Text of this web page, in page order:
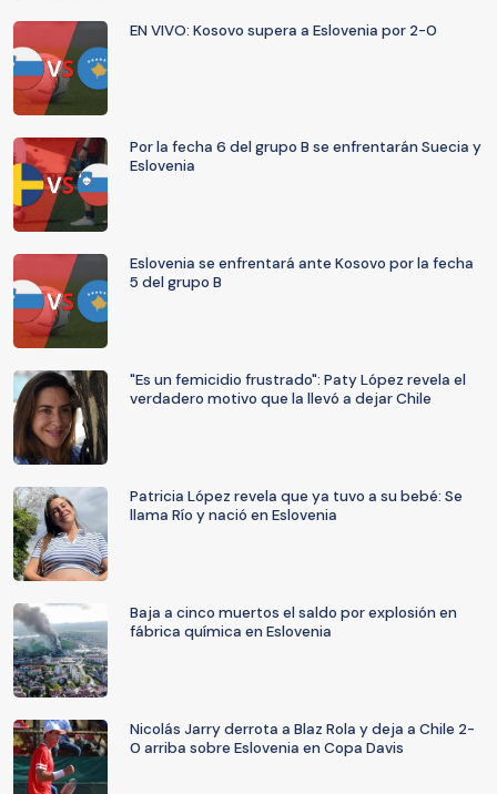
EN VIVO: Kosovo supera a Eslovenia por 2-0
Por la fecha 6 del grupo B se enfrentarán Suecia y
Eslovenia
Eslovenia se enfrentará ante Kosovo por la fecha
5 del grupo B
"Es un femicidio frustrado": Paty López revela el
verdadero motivo que la llevó a dejar Chile
Patricia López revela que ya tuvo a su bebé: Se
llama Río y nació en Eslovenia
Baja a cinco muertos el saldo por explosión en
fábrica química en Eslovenia
Nicolás Jarry derrota a Blaz Rola y deja a Chile 2-
0 arriba sobre Eslovenia en Copa Davis